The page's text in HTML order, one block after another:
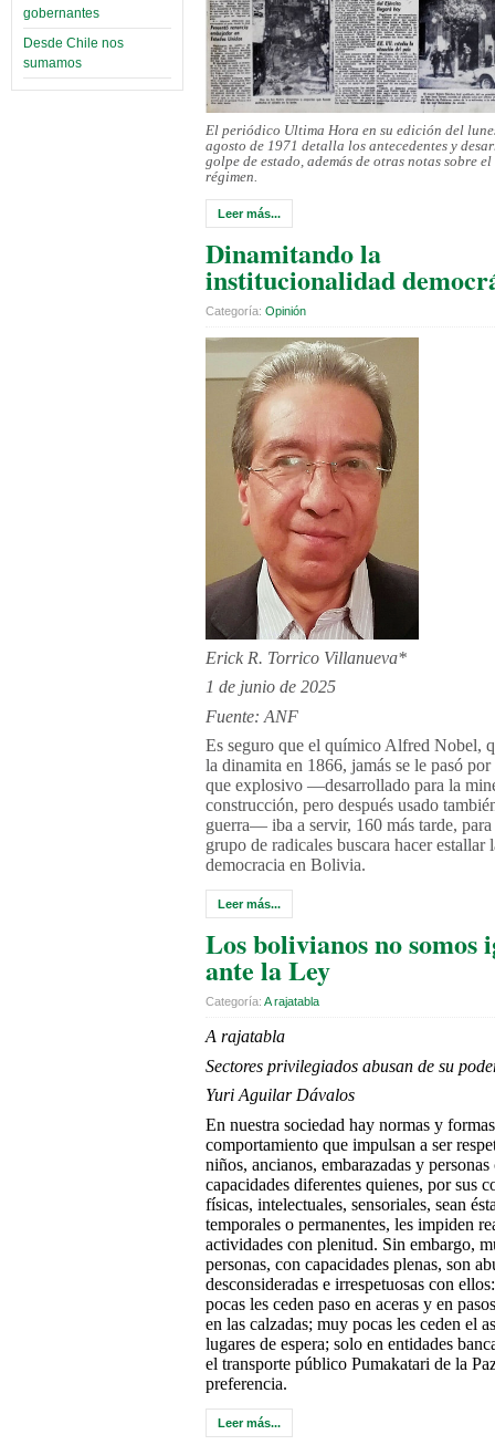
gobernantes
Desde Chile nos
sumamos
El periódico Ultima Hora en su edición del
agosto de 1971 detalla los antecedentes y
golpe de estado, además de otras notas sobre
régimen.
Leer más...
Dinamitando la
institucionalidad
Categoría: Opinión
Erick R. Torrico Villanueva*
1 de junio de 2025
Fuente: ANF
Es seguro que el químico Alfred Nobel,
la dinamita en 1866, jamás se le pasó por
que explosivo —desarrollado para la
construcción, pero después usado
guerra— iba a servir, 160 más tarde,
grupo de radicales buscara hacer estallar
democracia en Bolivia.
Leer más...
Los bolivianos no somos
ante la Ley
Categoría: A rajatabla
A rajatabla
Sectores privilegiados abusan de su
Yuri Aguilar Dávalos
En nuestra sociedad hay normas y
comportamiento que impulsan a ser
niños, ancianos, embarazadas y personas
capacidades diferentes quienes, por sus
físicas, intelectuales, sensoriales, sean
temporales o permanentes, les impiden
actividades con plenitud. Sin embargo,
personas, con capacidades plenas, son
desconsideradas e irrespetuosas con
pocas les ceden paso en aceras y en
en las calzadas; muy pocas les ceden el
lugares de espera; solo en entidades
el transporte público Pumakatari de la
preferencia.
Leer más...